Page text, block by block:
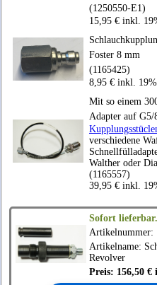
(1250550-E1)
15,95 € inkl.
Foster 8 mm
(1165425)
8,95 € inkl.
Mit so einem
Adapter auf
verschiedene
Walther oder
(1165557)
39,95 € inkl.
Sofort lieferbar.
Artikelnummer:
Artikelname:
Revolver
Preis: 156,50